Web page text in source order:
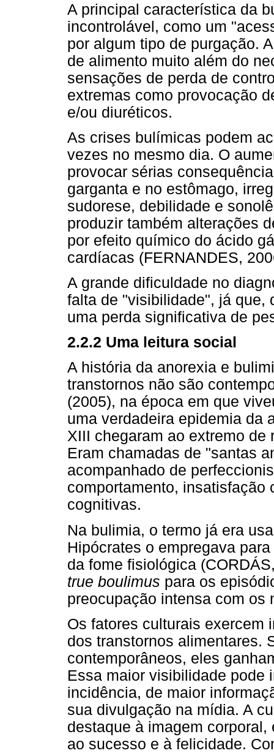
A principal característica da
incontrolável, como um
por algum tipo de purgação.
de alimento muito além do
sensações de perda de
extremas como provocação
e/ou diuréticos.
As crises bulímicas podem
vezes no mesmo dia. O
provocar sérias
garganta e no estômago,
sudorese, debilidade e
produzir também alterações
por efeito químico do ácido
cardíacas (FERNANDES,
A grande dificuldade no
falta de "visibilidade", já que,
uma perda significativa de
2.2.2 Uma leitura social
A história da anorexia e
transtornos não são
(2005), na época em que
uma verdadeira epidemia da
XIII chegaram ao extremo de
Eram chamadas de "santas
acompanhado de
comportamento, insatisfação
cognitivas.
Na bulimia, o termo já era
Hipócrates o empregava
da fome fisiológica
true boulimus para os
preocupação intensa com os
Os fatores culturais exercem
dos transtornos alimentares.
contemporâneos, eles
Essa maior visibilidade pode
incidência, de maior
sua divulgação na mídia. A
destaque à imagem
ao sucesso e à felicidade.